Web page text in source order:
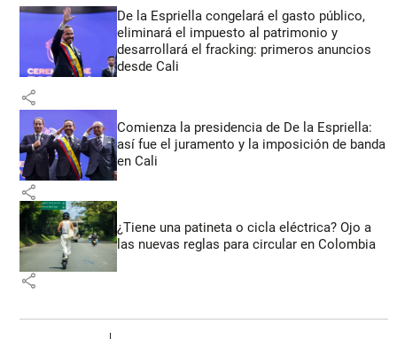
De la Espriella congelará el gasto público,
eliminará el impuesto al patrimonio y
desarrollará el fracking: primeros anuncios
desde Cali
share
Comienza la presidencia de De la Espriella:
así fue el juramento y la imposición de banda
en Cali
share
¿Tiene una patineta o cicla eléctrica? Ojo a
las nuevas reglas para circular en Colombia
share